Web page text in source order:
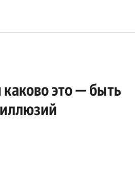
это — быть